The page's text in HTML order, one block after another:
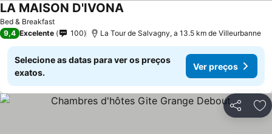
Bed & Breakfast
LA MAISON D'IVONA
9,4 Excelente 100 La Tour de Salvagny, a 13.5 km de Villeurbanne
Selecione as datas para ver os preços
exatos.
Ver preços
Partilhar